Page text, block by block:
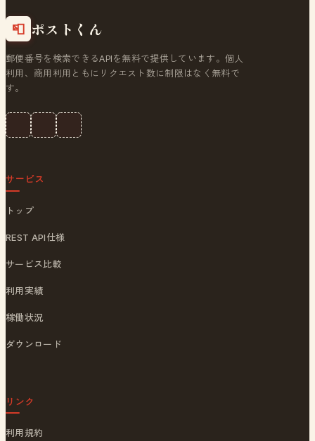
📮 ポストくん
郵便番号を検索できるAPIを無料で提供しています。個人
利用、商用利用ともにリクエスト数に制限はなく無料で
す。
サービス
トップ
REST API仕様
サービス比較
利用実績
稼働状況
ダウンロード
リンク
利用規約